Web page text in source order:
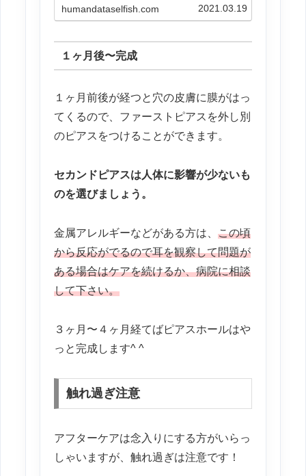
を知っておきたいですよね！で
いんだけど、...
humandataselfish.com 2021.03.19
１ヶ月後〜完成
１ヶ月前後が経つと穴の皮膚に膜がはっ
てくるので、ファーストピアスを外し別
のピアスをつけることができます。
セカンドピアスは人体に影響が少ないも
のを選びましょう。
金属アレルギーなどがある方は、 この頃
から反応がでるので耳を観察して問題が
ある場合はケアを続けるか、病院に相談
して下さい。
３ヶ月〜４ヶ月経てばピアスホールはや
っと完成します^ ^
触れ過ぎ注意
アフターケアは念入りにする方がいらっ
しゃいますが、触れ過ぎは注意です！